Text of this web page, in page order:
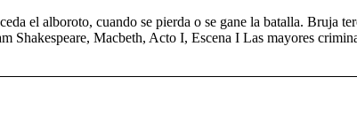
el alboroto, cuando se pierda o se gane la batalla. Bruja
Macbeth, Acto I, Escena I Las mayores